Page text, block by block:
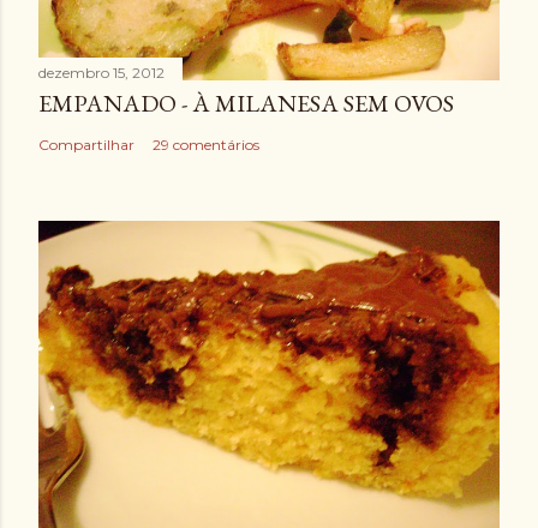
dezembro 15, 2012
EMPANADO - À MILANESA SEM OVOS
Compartilhar 29 comentários